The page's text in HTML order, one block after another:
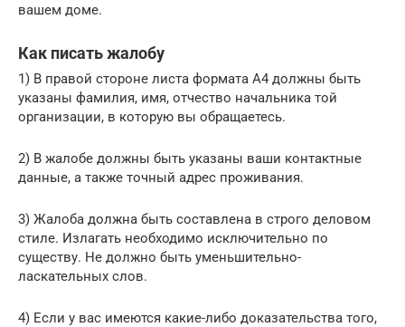
вашем доме.
Как писать жалобу
1) В правой стороне листа формата А4 должны быть
указаны фамилия, имя, отчество начальника той
организации, в которую вы обращаетесь.
2) В жалобе должны быть указаны ваши контактные
данные, а также точный адрес проживания.
3) Жалоба должна быть составлена в строго деловом
стиле. Излагать необходимо исключительно по
существу. Не должно быть уменьшительно-
ласкательных слов.
4) Если у вас имеются какие-либо доказательства того,